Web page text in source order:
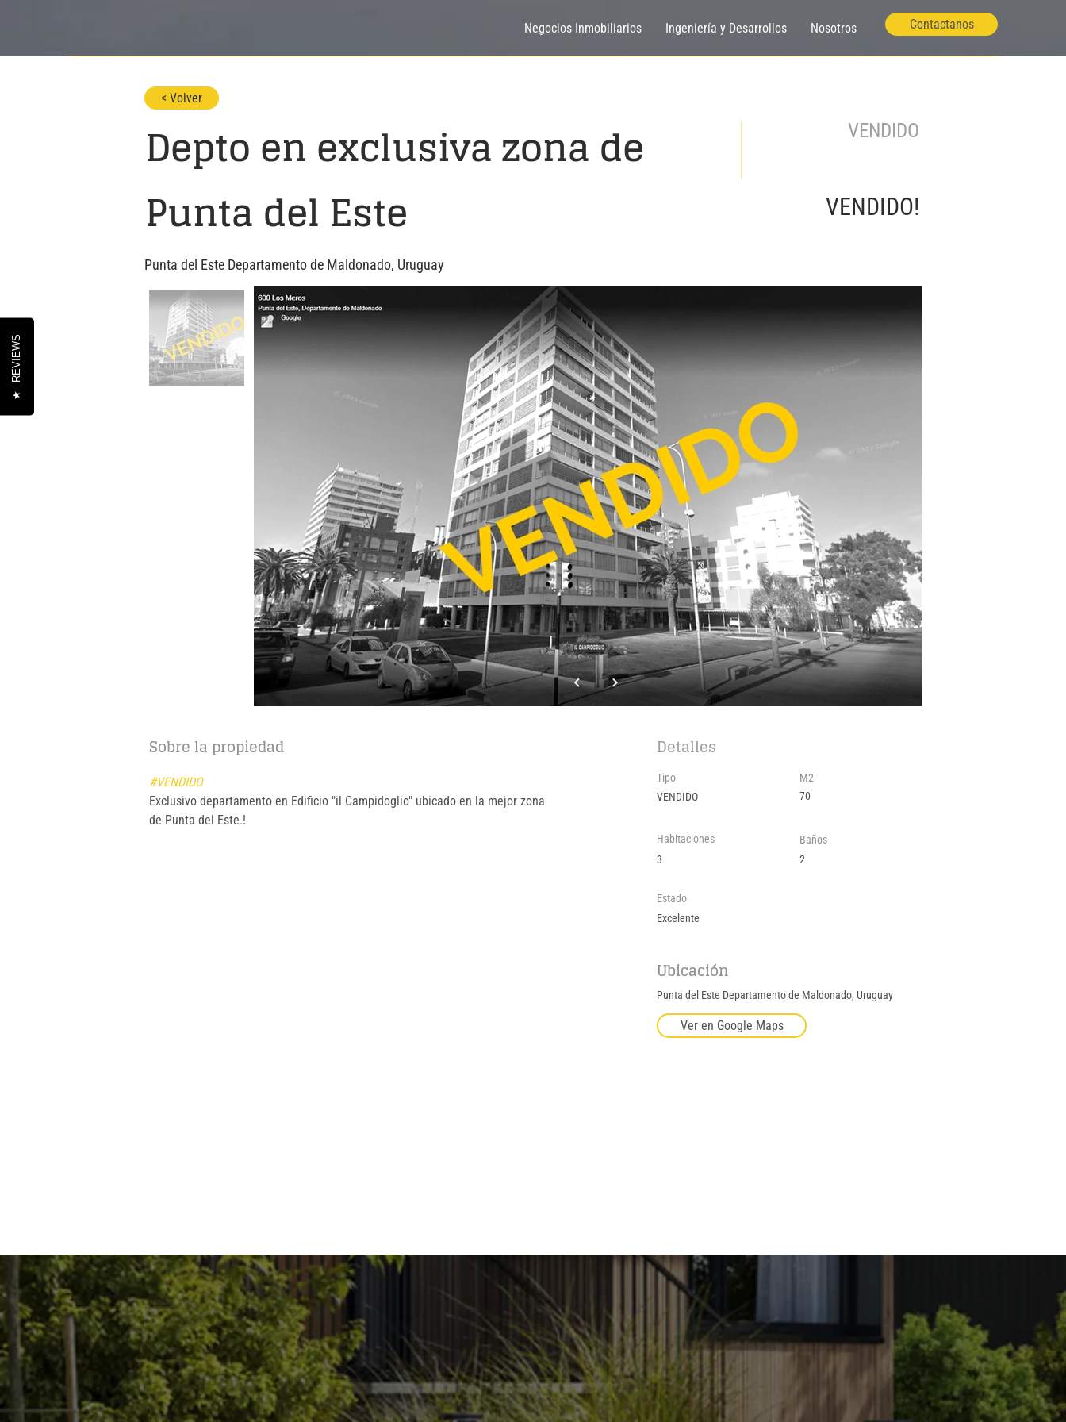
Negocios Inmobiliarios Ingeniería y Desarrollos Nosotros Contactanos
< Volver
Depto en exclusiva zona de
Punta del Este
Punta del Este Departamento de Maldonado, Uruguay
VENDIDO
VENDIDO!
Sobre la propiedad
#VENDIDO
Exclusivo departamento en Edificio "il Campidoglio" ubicado en la mejor zona
de Punta del Este.!
Detalles
Tipo
VENDIDO
Habitaciones
3
M2
70
Baños
2
Estado
Excelente
Ubicación
Punta del Este Departamento de Maldonado, Uruguay
Ver en Google Maps
★
REVIEWS